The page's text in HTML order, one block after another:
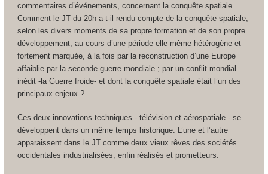
commentaires d’événements, concernant la conquête spatiale.
Comment le JT du 20h a-t-il rendu compte de la conquête spatiale,
selon les divers moments de sa propre formation et de son propre
développement, au cours d’une période elle-même hétérogène et
fortement marquée, à la fois par la reconstruction d’une Europe
affaiblie par la seconde guerre mondiale ; par un conflit mondial
inédit -la Guerre froide- et dont la conquête spatiale était l’un des
principaux enjeux ?
Ces deux innovations techniques - télévision et aérospatiale - se
développent dans un même temps historique. L’une et l’autre
apparaissent dans le JT comme deux vieux rêves des sociétés
occidentales industrialisées, enfin réalisés et prometteurs.